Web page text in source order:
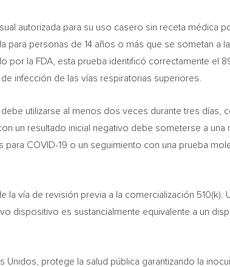
autorizada para su uso casero sin receta médica
para personas de 14 años o más que se sometan a
la FDA, esta prueba identificó correctamente el
infección de las vías respiratorias superiores.
utilizarse al menos dos veces durante tres días,
un resultado inicial negativo debe someterse a una
COVID-19 o un seguimiento con una prueba
la vía de revisión previa a la comercialización 510(k).
dispositivo es sustancialmente equivalente a un
Unidos, protege la salud pública garantizando la